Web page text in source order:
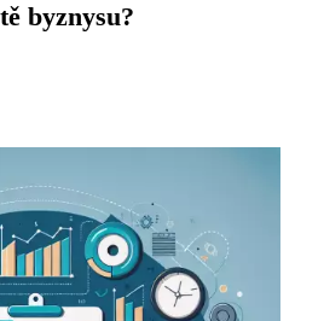
byznysu?